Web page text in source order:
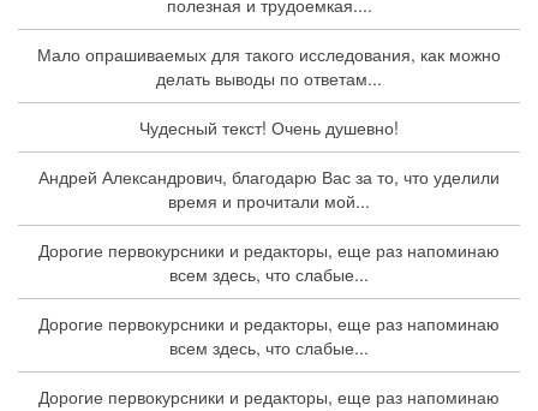
Мало опрашиваемых для такого исследования, как можно
делать выводы по ответам...
Чудесный текст! Очень душевно!
Андрей Александрович, благодарю Вас за то, что уделили
время и прочитали мой...
Дорогие первокурсники и редакторы, еще раз напоминаю
всем здесь, что слабые...
Дорогие первокурсники и редакторы, еще раз напоминаю
всем здесь, что слабые...
Дорогие первокурсники и редакторы, еще раз напоминаю